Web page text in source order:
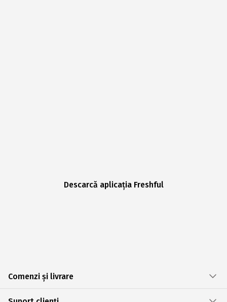
Descarcă aplicația Freshful
Comenzi și livrare